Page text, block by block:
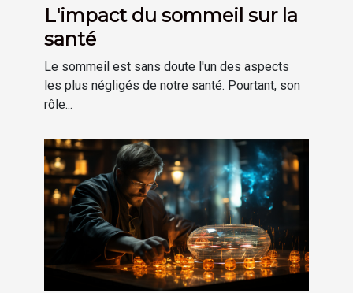
L'impact du sommeil sur la
santé
Le sommeil est sans doute l'un des aspects
les plus négligés de notre santé. Pourtant, son
rôle...